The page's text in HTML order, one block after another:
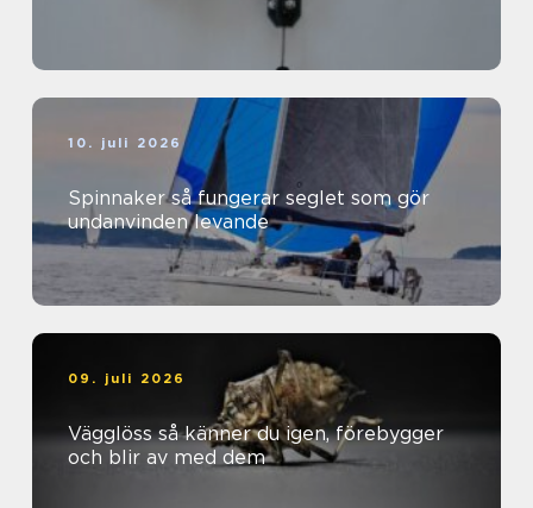
10. juli 2026
Spinnaker så fungerar seglet som gör
undanvinden levande
09. juli 2026
Vägglöss så känner du igen, förebygger
och blir av med dem